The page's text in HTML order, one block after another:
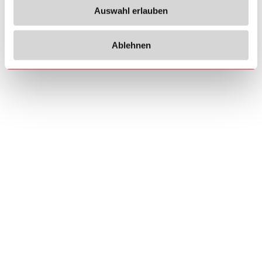
Auswahl erlauben
Ablehnen